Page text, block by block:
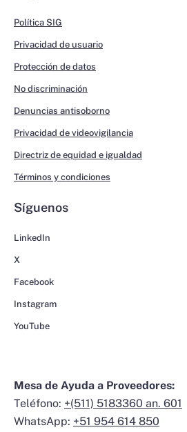
Política SIG
Privacidad de usuario
Protección de datos
No discriminación
Denuncias antisoborno
Privacidad de videovigilancia
Directriz de equidad e igualdad
Términos y condiciones
Síguenos
LinkedIn
X
Facebook
Instagram
YouTube
Mesa de Ayuda a Proveedores:
Teléfono: +(511) 5183360 an. 601
WhatsApp: +51 954 614 850